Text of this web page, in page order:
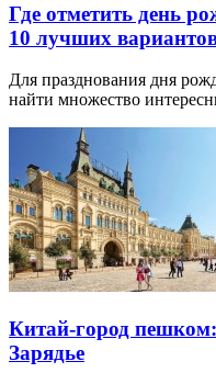
Где отметить день
10 лучших
Для празднования дня
найти множество
Китай-город
Зарядье